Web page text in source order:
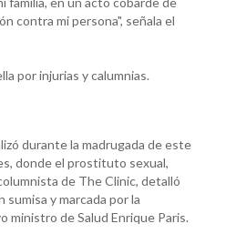
contra mi persona", señala el
por injurias y calumnias.
durante la madrugada de este
donde el prostituto sexual,
de The Clinic, detalló
y marcada por la
ministro de Salud Enrique Paris.